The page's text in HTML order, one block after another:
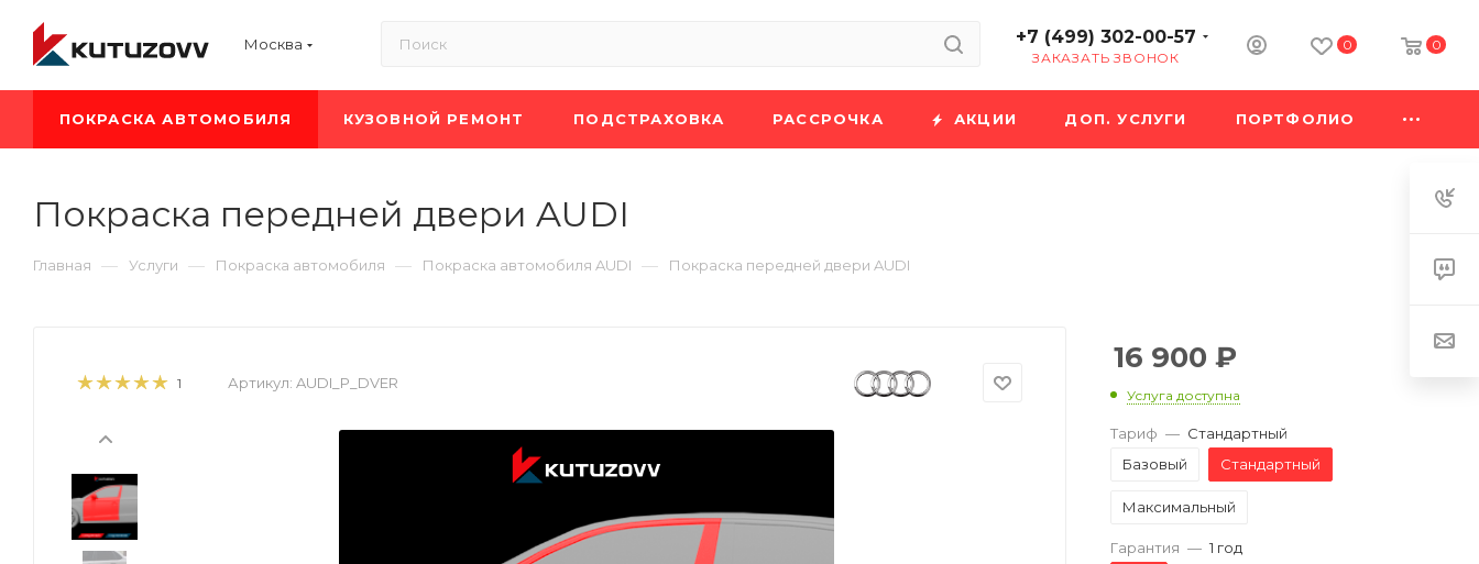
Москва +7 (499) 302-00-57
ЗАКАЗАТЬ ЗВОНОК
0 0
ПОКРАСКА АВТОМОБИЛЯ КУЗОВНОЙ РЕМОНТ ПОДСТРАХОВКА РАССРОЧКА АКЦИИ ДОП. УСЛУГИ ПОРТФОЛИО
Покраска передней двери AUDI
Главная — Услуги — Покраска автомобиля — Покраска автомобиля AUDI — Покраска передней двери AUDI
1 Артикул: AUDI_P_DVER
16 900 ₽
Услуга доступна
Тариф — Стандартный
Базовый
Стандартный
Максимальный
Гарантия — 1 год